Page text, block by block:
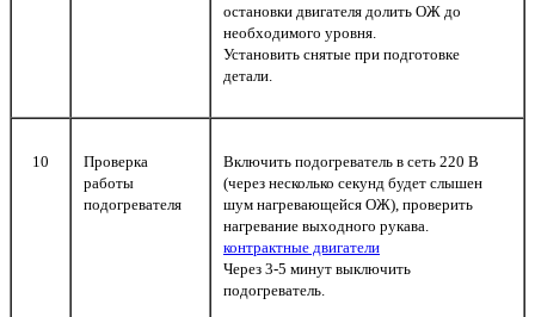
остановки двигателя долить ОЖ до
необходимого уровня.
Установить снятые при подготовке
детали.
10
Проверка
работы
подогревателя
Включить подогреватель в сеть 220 В
(через несколько секунд будет слышен
шум нагревающейся ОЖ), проверить
нагревание выходного рукава.
контрактные двигатели
Через 3-5 минут выключить
подогреватель.